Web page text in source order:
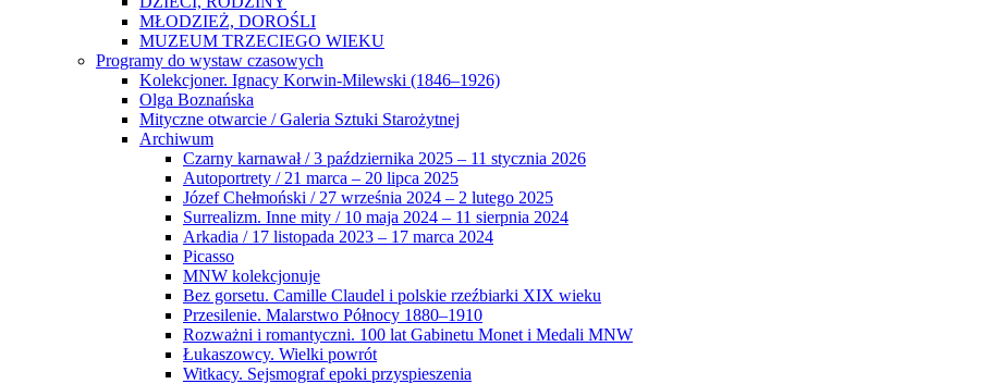
MŁODZIEŻ, DOROŚLI
MUZEUM TRZECIEGO WIEKU
Programy do wystaw czasowych
Kolekcjoner. Ignacy Korwin-Milewski (1846–1926)
Olga Boznańska
Mityczne otwarcie / Galeria Sztuki Starożytnej
Archiwum
Czarny karnawał / 3 października 2025 – 11 stycznia 2026
Autoportrety / 21 marca – 20 lipca 2025
Józef Chełmoński / 27 września 2024 – 2 lutego 2025
Surrealizm. Inne mity / 10 maja 2024 – 11 sierpnia 2024
Arkadia / 17 listopada 2023 – 17 marca 2024
Picasso
MNW kolekcjonuje
Bez gorsetu. Camille Claudel i polskie rzeźbiarki XIX wieku
Przesilenie. Malarstwo Północy 1880–1910
Rozważni i romantyczni. 100 lat Gabinetu Monet i Medali MNW
Łukaszowcy. Wielki powrót
Witkacy. Sejsmograf epoki przyspieszenia